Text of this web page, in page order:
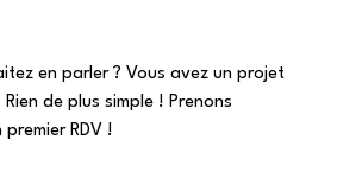
en parler ? Vous avez un projet
Rien de plus simple ! Prenons
RDV !